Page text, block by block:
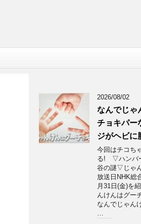
2026/08/02
なんでじゃ
チョキパー
ジがヘビに
今回はチコち
る! ▽ハンバ
谷の謎▽じゃ
放送日NHK総
月31日(金)を
んけんはグー
なんでじゃん
…